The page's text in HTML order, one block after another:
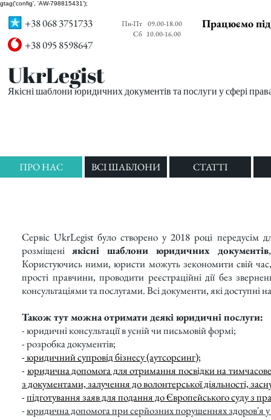
gtag('config', 'AW-798815431');
+38 068 3751733
+38 095 8598647
Пн-Пт
Сб
09.00-18.00
10.00-16.00
Працюємо
UkrLegist
Якісні шаблони юридичних документів та послуги у сфері
ПРО НАС ВСІ ШАБЛОНИ СТАТТІ
Сервіс UkrLegist було створено у 2018 році передусім
розміщеніякісні шаблони юридичних документів
Користуючись ними, юристи можуть зекономити свій
прості правчини, проводити реєстраційні дії без
консультаціями та послугами. Всі документи, які доступні
Також тут можна отримати деякі юридичні послуги:
- юридичні консультації в усній чи письмовій формі;
- розробка документів;
-юридичний супровід бізнесу (аутсорсинг);
- юридична допомога для отримання посвідки на
з документами, залучення до волонтерської діяльності,
-підготування заяв для подання до Європейського суду з
-юридична допомога при серйозних порушеннях здоров'я у